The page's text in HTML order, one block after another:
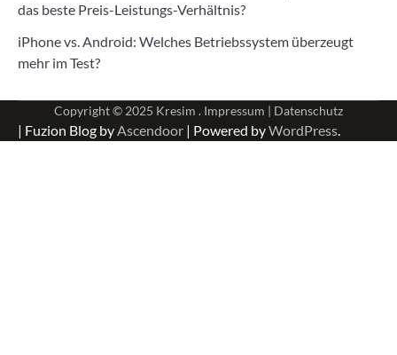
das beste Preis-Leistungs-Verhältnis?
iPhone vs. Android: Welches Betriebssystem überzeugt
mehr im Test?
Copyright © 2025 Kresim . Impressum | Datenschutz
| Fuzion Blog byAscendoor | Powered byWordPress.